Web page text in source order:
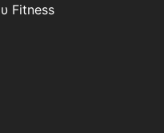
Fitness